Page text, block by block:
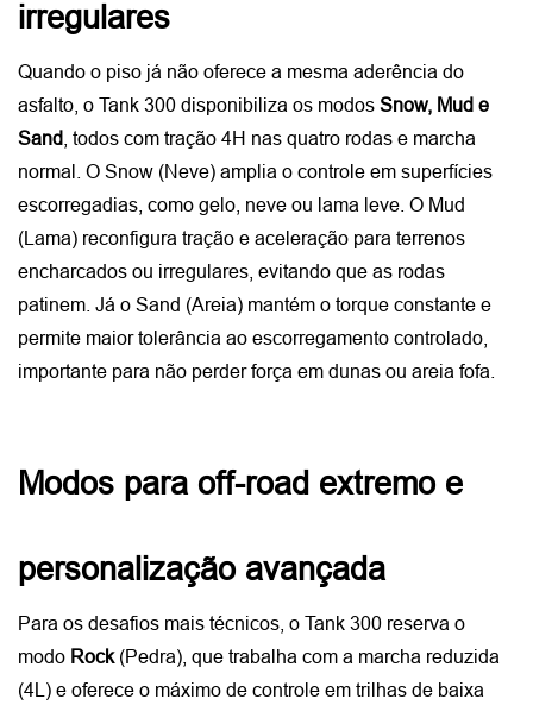
irregulares
Quando o piso já não oferece a mesma aderência do
asfalto, o Tank 300 disponibiliza os modos Snow, Mud e
Sand , todos com tração 4H nas quatro rodas e marcha
normal. O Snow (Neve) amplia o controle em superfícies
escorregadias, como gelo, neve ou lama leve. O Mud
(Lama) reconfigura tração e aceleração para terrenos
encharcados ou irregulares, evitando que as rodas
patinem. Já o Sand (Areia) mantém o torque constante e
permite maior tolerância ao escorregamento controlado,
importante para não perder força em dunas ou areia fofa.
Modos para off-road extremo e
personalização avançada
Para os desafios mais técnicos, o Tank 300 reserva o
modo Rock (Pedra), que trabalha com a marcha reduzida
(4L) e oferece o máximo de controle em trilhas de baixa